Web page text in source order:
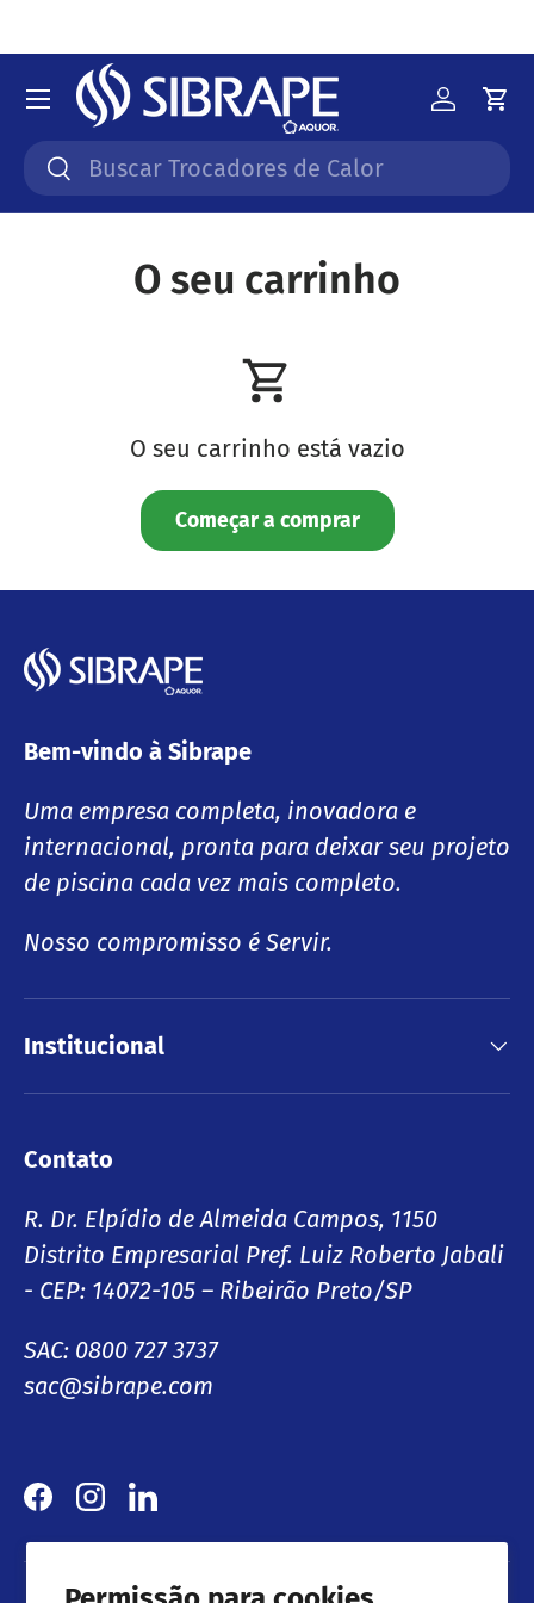
Ir para o conteúdo
Pesquisar
Pesquisar
Iniciar
Menu
O seu carrinho
O seu carrinho está vazio
Começar a comprar
Bem-vindo à Sibrape
Uma empresa completa, inovadora e
internacional, pronta para deixar seu projeto
de piscina cada vez mais completo.
Nosso compromisso é Servir.
Institucional
Contato
R. Dr. Elpídio de Almeida Campos, 1150
Distrito Empresarial Pref. Luiz Roberto Jabali
- CEP: 14072-105 – Ribeirão Preto/SP
SAC: 0800 727 3737
sac@sibrape.com
Facebook
InstagramLinkedIn